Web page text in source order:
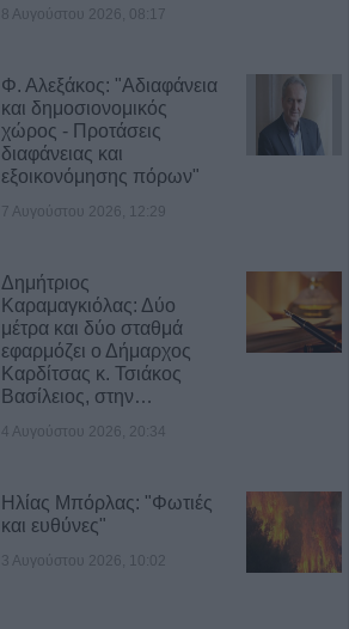
Πωλείται μονοκατοικία τριών επιπέδων στο καταπράσινο Πευκόφυτο Καρδίτσας
8 Αυγούστου 2026, 08:17
Φ. Αλεξάκος: "Αδιαφάνεια
και δημοσιονομικός
χώρος - Προτάσεις
διαφάνειας και
εξοικονόμησης πόρων"
7 Αυγούστου 2026, 12:29
Δημήτριος
Καραμαγκιόλας: Δύο
μέτρα και δύο σταθμά
εφαρμόζει ο Δήμαρχος
Καρδίτσας κ. Τσιάκος
Βασίλειος, στην…
4 Αυγούστου 2026, 20:34
Ηλίας Μπόρλας: "Φωτιές
και ευθύνες"
3 Αυγούστου 2026, 10:02